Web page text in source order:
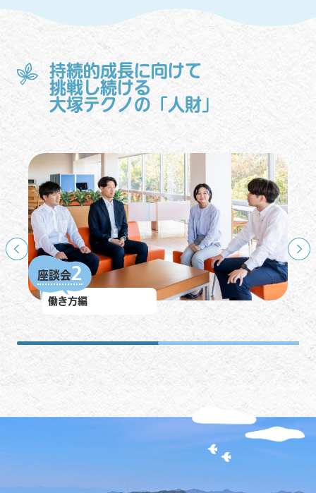
持続的成長に向けて
挑戦し続ける
大塚テクノの「人財」
座談会1
キャリア編
座談会2
働き方編